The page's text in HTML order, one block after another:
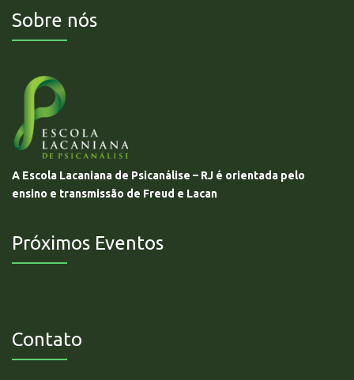
Sobre nós
A Escola Lacaniana de Psicanálise – RJ é orientada pelo
ensino e transmissão de Freud e Lacan
Próximos Eventos
Contato